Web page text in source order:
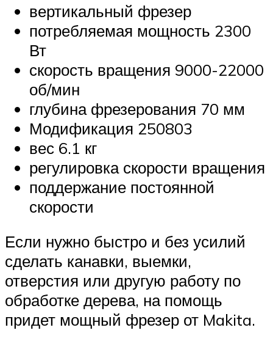
вертикальный фрезер
потребляемая мощность 2300
Вт
скорость вращения 9000-22000
об/мин
глубина фрезерования 70 мм
Модификация 250803
вес 6.1 кг
регулировка скорости вращения
поддержание постоянной
скорости
Если нужно быстро и без усилий
сделать канавки, выемки,
отверстия или другую работу по
обработке дерева, на помощь
придет мощный фрезер от Makita.